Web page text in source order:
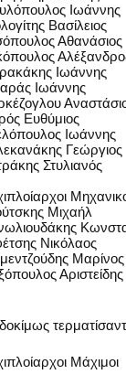
Ιωάννης
Βασίλειος
Αθανάσιος
Ιωάννης
Ιωάννης
Ευθύμιος
Ιωάννης
Γεώργιος
Στυλιανός
Μιχαήλ
Νικόλαος
Μαρίνος
Αριστείδης
Μάχιμοι